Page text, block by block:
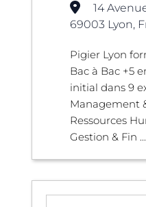
14
69003 Lyon,
Pigier Lyon
Bac à Bac +5
initial dans 9
Management
Ressources
Gestion & Fin ...